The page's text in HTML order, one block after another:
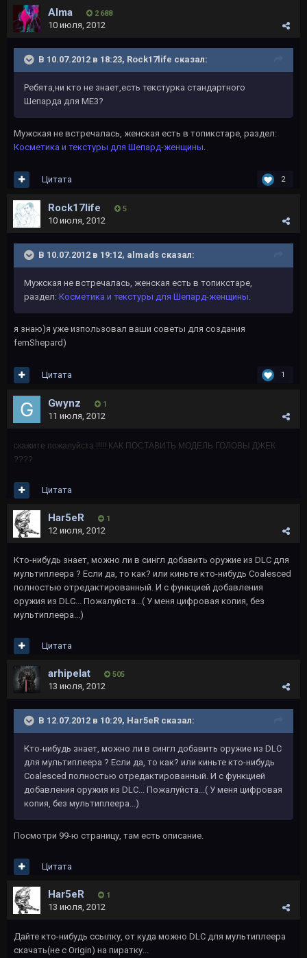
Alma 2 688
10 июля, 2012
В 10.07.2012 в 18:23, Rock17life сказал:
Ребята,ни кто не знает,есть текстурка стандартного
Шепарда для ME3?
Мужская не встречалась, женская есть в топикстаре, раздел:
Косметика и текстуры для Шепард-женщины.
2
Цитата
Rock17life 5
10 июля, 2012
В 10.07.2012 в 19:12, almads сказал:
Мужская не встречалась, женская есть в топикстаре,
раздел: Косметика и текстуры для Шепард-женщины.
я знаю)я уже изпользовал ваши советы для создания
femShepard)
1
Цитата
Gwynz 1
11 июля, 2012
скажите пожалуйста !!!!! КАК ПОСТАВИТЬ МОДЕЛЬ ГОЛОВЫ ДЖЕК
????
Цитата
Har5eR 1
12 июля, 2012
Кто-нибудь знает, можно ли в сингл добавить оружие из DLC для
мультиплеера ? Если да, то как? или киньте кто-нибудь Coalesced
полностью отредактированный. И с функцией добавления
оружия из DLC... Пожалуйста...( У меня цифровая копия, без
мультиплеера...)
Цитата
arhipelat 505
13 июля, 2012
В 12.07.2012 в 10:29, Har5eR сказал:
Кто-нибудь знает, можно ли в сингл добавить оружие из DLC
для мультиплеера ? Если да, то как? или киньте кто-нибудь
Coalesced полностью отредактированный. И с функцией
добавления оружия из DLC... Пожалуйста...( У меня цифровая
копия, без мультиплеера...)
Посмотри 99-ю страницу, там есть описание.
Цитата
Har5eR 1
13 июля, 2012
Дайте кто-нибудь ссылку, от куда можно DLC для мультиплеера
скачать(не с Origin) на пиратку...